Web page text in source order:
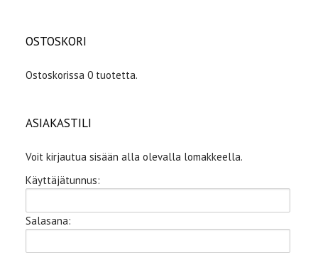
OSTOSKORI
Ostoskorissa 0 tuotetta.
ASIAKASTILI
Voit kirjautua sisään alla olevalla lomakkeella.
Käyttäjätunnus:
Salasana: